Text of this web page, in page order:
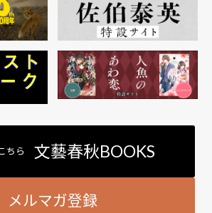
ちら 文藝春秋BOOKS
メルマガ登録